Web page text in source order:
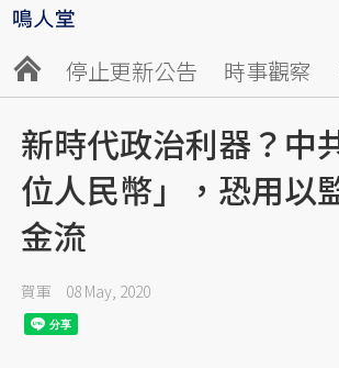
停止更新公告 時事觀察
新時代政治利器？中
位人民幣」，恐用以
金流
賀軍 08 May, 2020